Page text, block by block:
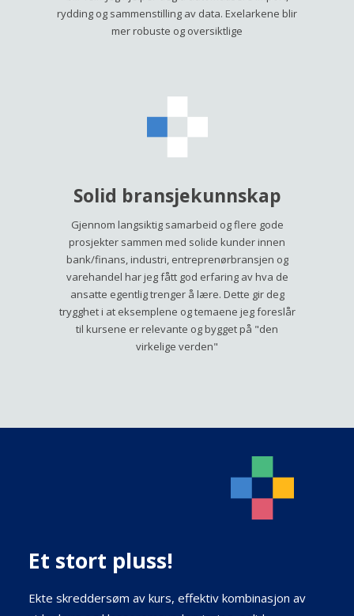
rydding og sammenstilling av data. Exelarkene blir
mer robuste og oversiktlige
Solid bransjekunnskap
Gjennom langsiktig samarbeid og flere gode
prosjekter sammen med solide kunder innen
bank/finans, industri, entreprenørbransjen og
varehandel har jeg fått god erfaring av hva de
ansatte egentlig trenger å lære. Dette gir deg
trygghet i at eksemplene og temaene jeg foreslår
til kursene er relevante og bygget på "den
virkelige verden"
Et stort pluss!
Ekte skreddersøm av kurs, effektiv kombinasjon av